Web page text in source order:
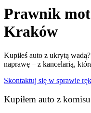
Prawnik
Kraków
Kupiłeś auto z ukrytą
naprawę – z kancelarią,
Skontaktuj się w sprawie
Kupiłem auto z